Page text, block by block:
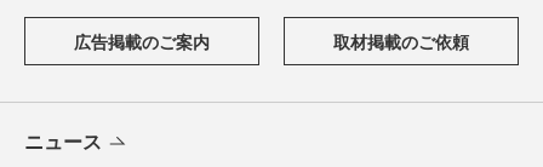
広告掲載のご案内 取材掲載のご依頼
ニュース